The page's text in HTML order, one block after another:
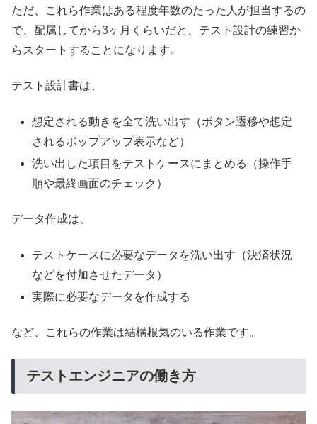
ただ、これら作業はある程度年数のたった人が担当するの
で、配属してから3ヶ月くらいだと、テスト設計の練習か
らスタートすることになります。
テスト設計書は、
想定される動きを全て洗い出す（ボタン遷移や想定
されるポップアップ表示など）
洗い出した項目をテストケースにまとめる（操作手
順や最終画面のチェック）
データ作成は、
テストケースに必要なデータを洗い出す（決済状況
などを付加させたデータ）
実際に必要なデータを作成する
など、これらの作業は結構根気のいる作業です。
テストエンジニアの働き方